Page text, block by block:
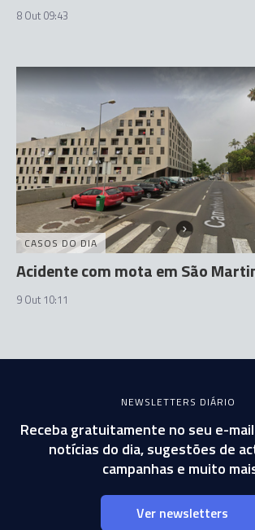
8 Out 09:43
CASOS DO DIA
Acidente com mota em São
9 Out 10:11
NEWSLETTERS DIÁRIO
Receba gratuitamente no seu e-
notícias do dia, sugestões de
campanhas e muito
Ver newsletters